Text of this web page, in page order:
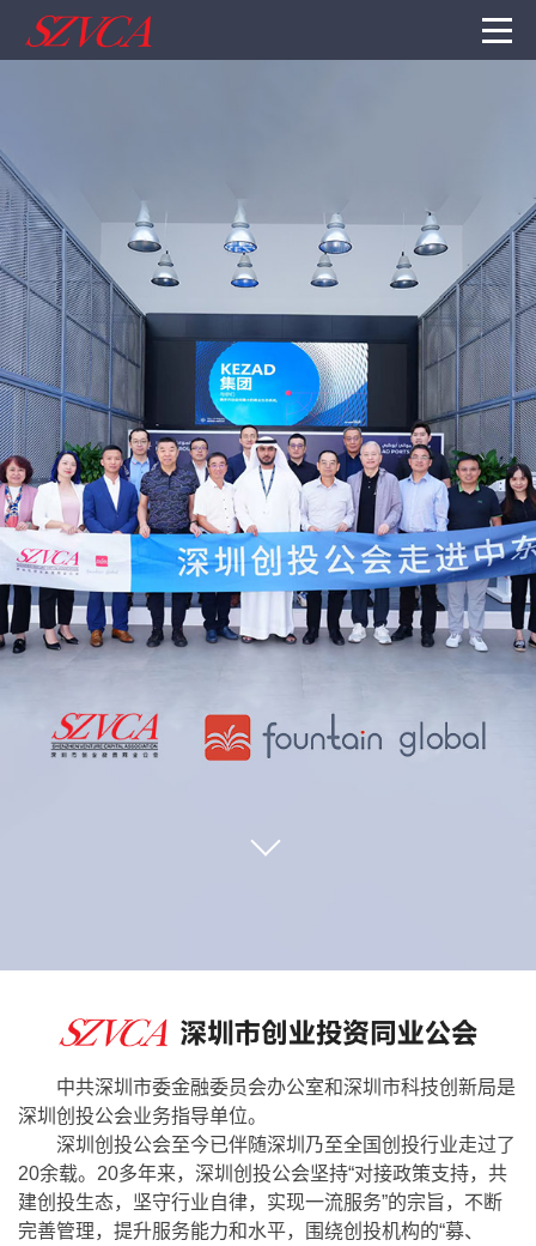
中共深圳市委金融委员会办公室和深圳市科技创新局是
深圳创投公会业务指导单位。
深圳创投公会至今已伴随深圳乃至全国创投行业走过了
20余载。20多年来，深圳创投公会坚持“对接政策支持，共
建创投生态，坚守行业自律，实现一流服务”的宗旨，不断
完善管理，提升服务能力和水平，围绕创投机构的“募、